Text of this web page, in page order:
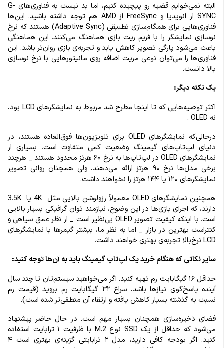
البته نمی‌خوایم قضیه رو پیچیده کنیم، اما بد نیست به فناوری‌های G-
SYNC از انویدیا و FreeSync از AMD هم توجه داشته باشید. این‌ها
فناوری‌هایی برای همگام‌سازی تطبیقی (Adaptive Sync) هستند که نرخ
نوسازی نمایشگر را با فریم ریت بازی هماهنگ می‌کنند. این هماهنگی
باعث می‌شود پارگی تصویر کاهش یابد و تجربه‌ی بازی روان‌تر باشد. این
فناوری‌ها را می‌توان نوعی مزیت اضافه روی مانیتورهایی با نرخ نوسازی
بالا دانست.
یک نکته دیگر:
اکثر توصیه‌هایی که تا اینجا مطرح شد مربوط به نمایشگرهای LCD بود،
نه OLED .
درحالی‌که نمایشگرهای OLED برای تلویزیون‌ها فوق‌العاده هستند، در
دنیای لپ‌تاپ‌های گیمینگ وضعیت کمی متفاوت است. بسیاری از
نمایشگرهای OLED در لپ‌تاپ‌ها به نرخ ۶۰ هرتز محدود هستند _ هرچند
برخی مدل‌ها نرخ ۹۰ هرتز ارائه می‌دهند، ولی همچنان روانی تصویر
نمایشگرهای ۱۲۰ یا ۱۴۴ هرتز را نخواهند داشت.
همچنین نمایشگرهای OLED معمولاً رزولوشن بالایی مثل 4K یا 3.5K
دارند، که اجرای بازی‌ها در این وضوح، نیازمند توان گرافیکی بسیار بالایی
است. با اینکه کیفیت تصویر OLED بی‌نظیر است _ از نظر عمق سیاهی و
کنتراست بهترین در بازار _ اما به نظر ما، بیشتر گیمرها با نمایشگرهای
LCD نرخ‌بالا تجربه‌ی بهتری خواهند داشت.
سایر نکاتی که هنگام خرید یک لپ‌تاپ گیمینگ باید به آن‌ها توجه کنید:
حداقل ۱۶ گیگابایت رم تهیه کنید. اگر می‌خواهید سیستم‌تان تا چند سال
آینده پاسخ‌گوی نیازها باشد، سراغ ۳۲ گیگابایت رم بروید (قیمت رم
نسبت به گذشته بسیار کاهش یافته و ارتقاء آن منطقی‌تر شده است).
فضای ذخیره‌سازی همچنان بسیار مهم است. در حال حاضر پیشنهاد
می‌شود که حداقل از یک SSD نوع M.2 با ظرفیت ۱ ترابایت استفاده
کنید. اگر بودجه کافی دارید، مدل ۲ ترابایتی گزینه‌ی بهتری است ۴